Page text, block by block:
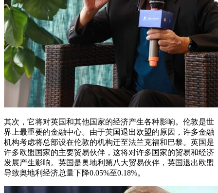
其次，它将对英国和其他国家的经济产生各种影响。伦敦是世
界上最重要的金融中心。由于英国退出欧盟的原因，许多金融
机构考虑将总部设在伦敦的机构迁至法兰克福和巴黎。英国是
许多欧盟国家的主要贸易伙伴，这将对许多国家的贸易和经济
发展产生影响。英国是奥地利第八大贸易伙伴，英国退出欧盟
导致奥地利经济总量下降0.05%至0.18%。